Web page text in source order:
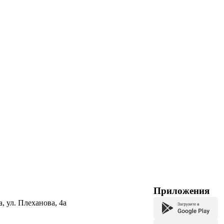
ул. Плеханова, 4а
Приложения